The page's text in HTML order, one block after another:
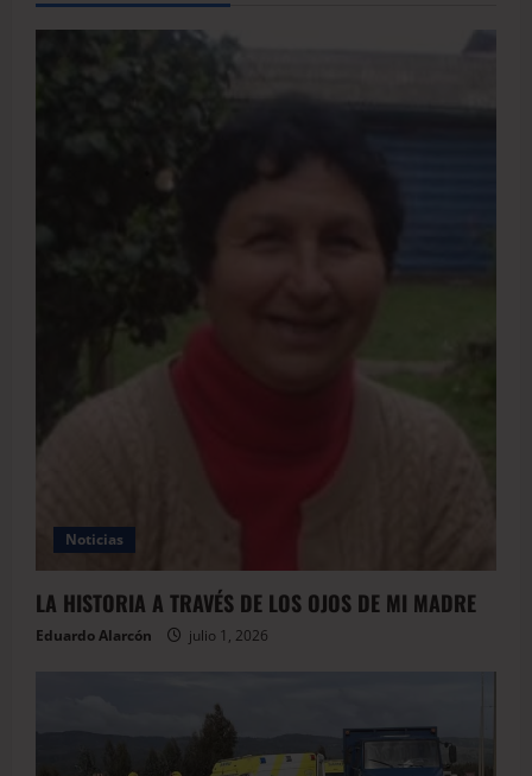
Noticias
LA HISTORIA A TRAVÉS DE LOS OJOS DE MI MADRE
Eduardo Alarcón julio 1, 2026